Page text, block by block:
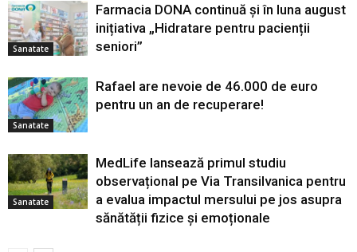
Sanatate
Farmacia DONA continuă și în luna august
inițiativa „Hidratare pentru pacienții
seniori”
Sanatate
Rafael are nevoie de 46.000 de euro
pentru un an de recuperare!
Sanatate
MedLife lansează primul studiu
observațional pe Via Transilvanica pentru
a evalua impactul mersului pe jos asupra
sănătății fizice și emoționale